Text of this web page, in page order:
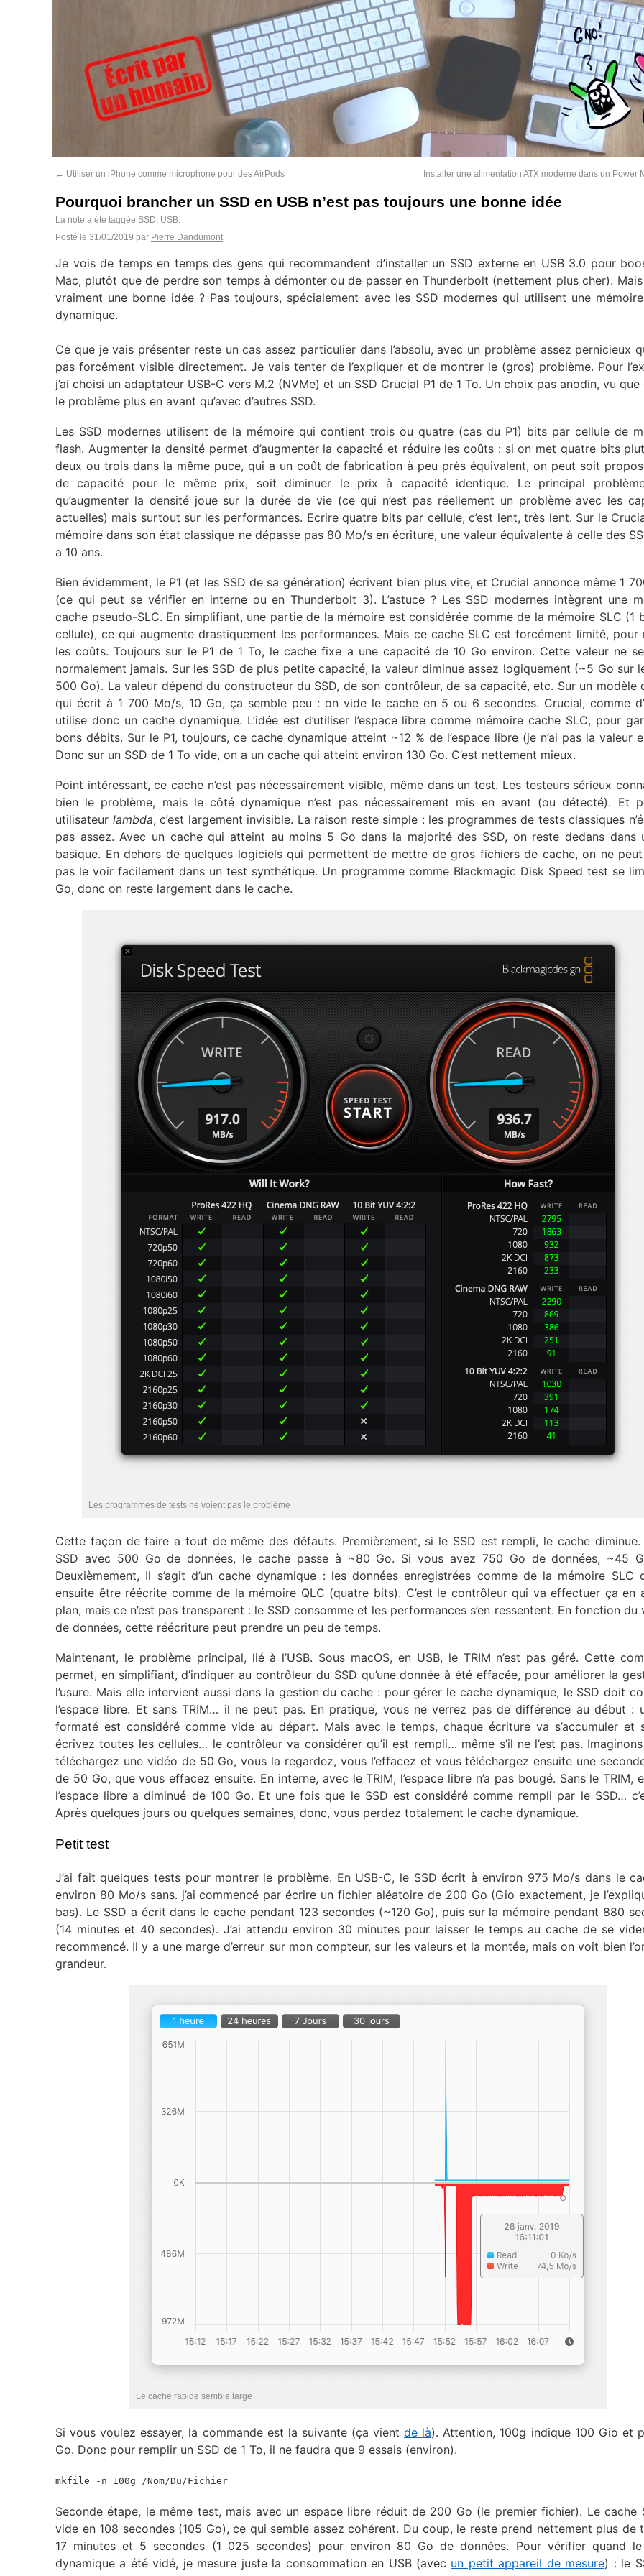
← Utiliser un iPhone comme microphone pour des AirPods Installer une alimentation ATX moderne dans un Power
Pourquoi brancher un SSD en USB n’est pas toujours une bonne idée
La note a été taggée SSD, USB.
Posté le 31/01/2019 par Pierre Dandumont
Je vois de temps en temps des gens qui recommandent d’installer un SSD externe en USB 3.0 pour
Mac, plutôt que de perdre son temps à démonter ou de passer en Thunderbolt (nettement plus cher).
vraiment une bonne idée ? Pas toujours, spécialement avec les SSD modernes qui utilisent une
dynamique.
Ce que je vais présenter reste un cas assez particulier dans l’absolu, avec un problème assez pernicieux
pas forcément visible directement. Je vais tenter de l’expliquer et de montrer le (gros) problème. Pour
j’ai choisi un adaptateur USB-C vers M.2 (NVMe) et un SSD Crucial P1 de 1 To. Un choix pas anodin, vu que
le problème plus en avant qu’avec d’autres SSD.
Les SSD modernes utilisent de la mémoire qui contient trois ou quatre (cas du P1) bits par cellule de
flash. Augmenter la densité permet d’augmenter la capacité et réduire les coûts : si on met quatre bits
deux ou trois dans la même puce, qui a un coût de fabrication à peu près équivalent, on peut soit
de capacité pour le même prix, soit diminuer le prix à capacité identique. Le principal
qu’augmenter la densité joue sur la durée de vie (ce qui n’est pas réellement un problème avec les
actuelles) mais surtout sur les performances. Ecrire quatre bits par cellule, c’est lent, très lent. Sur le
mémoire dans son état classique ne dépasse pas 80 Mo/s en écriture, une valeur équivalente à celle des
a 10 ans.
Bien évidemment, le P1 (et les SSD de sa génération) écrivent bien plus vite, et Crucial annonce même 1
(ce qui peut se vérifier en interne ou en Thunderbolt 3). L’astuce ? Les SSD modernes intègrent une
cache pseudo-SLC. En simplifiant, une partie de la mémoire est considérée comme de la mémoire SLC (1
cellule), ce qui augmente drastiquement les performances. Mais ce cache SLC est forcément limité, pour
les coûts. Toujours sur le P1 de 1 To, le cache fixe a une capacité de 10 Go environ. Cette valeur ne
normalement jamais. Sur les SSD de plus petite capacité, la valeur diminue assez logiquement (~5 Go sur
500 Go). La valeur dépend du constructeur du SSD, de son contrôleur, de sa capacité, etc. Sur un modèle
qui écrit à 1 700 Mo/s, 10 Go, ça semble peu : on vide le cache en 5 ou 6 secondes. Crucial, comme
utilise donc un cache dynamique. L’idée est d’utiliser l’espace libre comme mémoire cache SLC, pour
bons débits. Sur le P1, toujours, ce cache dynamique atteint ~12 % de l’espace libre (je n’ai pas la valeur
Donc sur un SSD de 1 To vide, on a un cache qui atteint environ 130 Go. C’est nettement mieux.
Point intéressant, ce cache n’est pas nécessairement visible, même dans un test. Les testeurs sérieux
bien le problème, mais le côté dynamique n’est pas nécessairement mis en avant (ou détecté). Et
utilisateur lambda, c’est largement invisible. La raison reste simple : les programmes de tests classiques
pas assez. Avec un cache qui atteint au moins 5 Go dans la majorité des SSD, on reste dedans dans
basique. En dehors de quelques logiciels qui permettent de mettre de gros fichiers de cache, on ne
pas le voir facilement dans un test synthétique. Un programme comme Blackmagic Disk Speed test se
Go, donc on reste largement dans le cache.
Les programmes de tests ne voient pas le problème
Cette façon de faire a tout de même des défauts. Premièrement, si le SSD est rempli, le cache diminue.
SSD avec 500 Go de données, le cache passe à ~80 Go. Si vous avez 750 Go de données, ~45
Deuxièmement, Il s’agit d’un cache dynamique : les données enregistrées comme de la mémoire SLC
ensuite être réécrite comme de la mémoire QLC (quatre bits). C’est le contrôleur qui va effectuer ça en
plan, mais ce n’est pas transparent : le SSD consomme et les performances s’en ressentent. En fonction du
de données, cette réécriture peut prendre un peu de temps.
Maintenant, le problème principal, lié à l’USB. Sous macOS, en USB, le TRIM n’est pas géré. Cette
permet, en simplifiant, d’indiquer au contrôleur du SSD qu’une donnée à été effacée, pour améliorer la
l’usure. Mais elle intervient aussi dans la gestion du cache : pour gérer le cache dynamique, le SSD doit
l’espace libre. Et sans TRIM… il ne peut pas. En pratique, vous ne verrez pas de différence au début :
formaté est considéré comme vide au départ. Mais avec le temps, chaque écriture va s’accumuler et
écrivez toutes les cellules… le contrôleur va considérer qu’il est rempli… même s’il ne l’est pas.
téléchargez une vidéo de 50 Go, vous la regardez, vous l’effacez et vous téléchargez ensuite une
de 50 Go, que vous effacez ensuite. En interne, avec le TRIM, l’espace libre n’a pas bougé. Sans le TRIM,
l’espace libre a diminué de 100 Go. Et une fois que le SSD est considéré comme rempli par le SSD…
Après quelques jours ou quelques semaines, donc, vous perdez totalement le cache dynamique.
Petit test
J’ai fait quelques tests pour montrer le problème. En USB-C, le SSD écrit à environ 975 Mo/s dans le
environ 80 Mo/s sans. j’ai commencé par écrire un fichier aléatoire de 200 Go (Gio exactement, je
bas). Le SSD a écrit dans le cache pendant 123 secondes (~120 Go), puis sur la mémoire pendant 880
(14 minutes et 40 secondes). J’ai attendu environ 30 minutes pour laisser le temps au cache de se
recommencé. Il y a une marge d’erreur sur mon compteur, sur les valeurs et la montée, mais on voit bien
grandeur.
Le cache rapide semble large
Si vous voulez essayer, la commande est la suivante (ça vientde là). Attention, 100g indique 100 Gio et
Go. Donc pour remplir un SSD de 1 To, il ne faudra que 9 essais (environ).
mkfile -n 100g /Nom/Du/Fichier
Seconde étape, le même test, mais avec un espace libre réduit de 200 Go (le premier fichier). Le cache
vide en 108 secondes (105 Go), ce qui semble assez cohérent. Du coup, le reste prend nettement plus de
17 minutes et 5 secondes (1 025 secondes) pour environ 80 Go de données. Pour vérifier quand
dynamique a été vidé, je mesure juste la consommation en USB (avec un petit appareil de mesure) : le